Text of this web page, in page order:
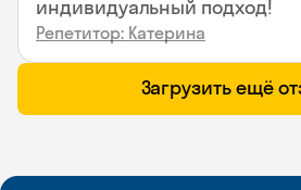
индивидуальный подход!
Репетитор: Катерина
Загрузить ещё